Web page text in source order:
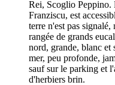
Rei, Scoglio Peppino.
Franziscu, est
terre n'est pas
rangée de grands
nord, grande, blanc et
mer, peu profonde,
sauf sur le parking et
d'herbiers brin.